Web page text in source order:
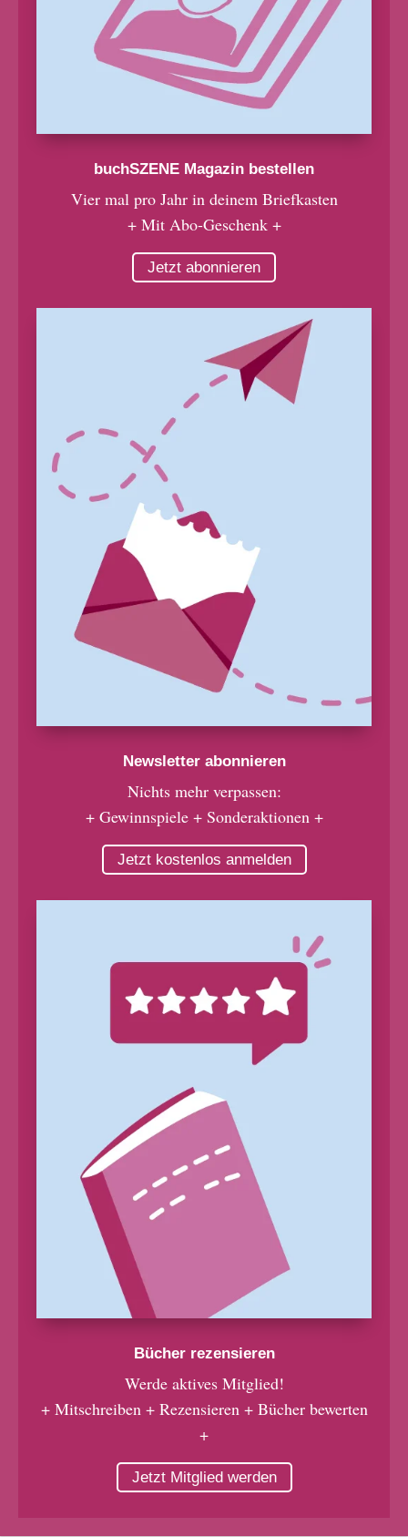
buchSZENE Magazin bestellen
Vier mal pro Jahr in deinem Briefkasten
+ Mit Abo-Geschenk +
Jetzt abonnieren
Newsletter abonnieren
Nichts mehr verpassen:
+ Gewinnspiele + Sonderaktionen +
Jetzt kostenlos anmelden
Bücher rezensieren
Werde aktives Mitglied!
+ Mitschreiben + Rezensieren + Bücher bewerten
+
Jetzt Mitglied werden